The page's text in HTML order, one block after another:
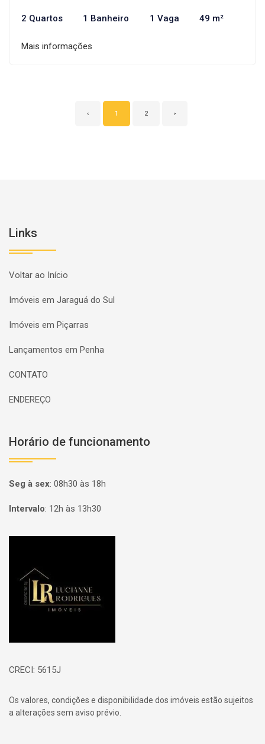
2 Quartos 1 Banheiro 1 Vaga 49 m²
Mais informações
‹ 1 2 ›
Links
Voltar ao Início
Imóveis em Jaraguá do Sul
Imóveis em Piçarras
Lançamentos em Penha
CONTATO
ENDEREÇO
Horário de funcionamento
Seg à sex: 08h30 às 18h
Intervalo: 12h às 13h30
CRECI: 5615J
Os valores, condições e disponibilidade dos imóveis estão sujeitos
a alterações sem aviso prévio.